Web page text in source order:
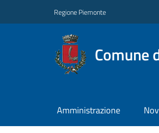
Regione Piemonte
Comune
Amministrazione